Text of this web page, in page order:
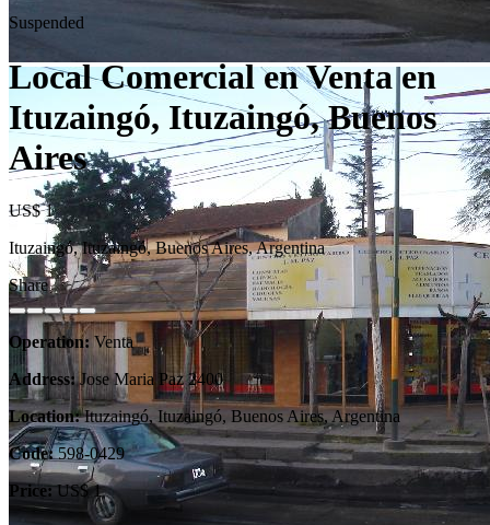
Suspended
Local Comercial en Venta en
Ituzaingó, Ituzaingó, Buenos
Aires
US$ 1
Ituzaingó, Ituzaingó, Buenos Aires, Argentina
Share
Operation: Venta
Address:Jose Maria Paz 2400
Location:Ituzaingó, Ituzaingó, Buenos Aires, Argentina
Code:598-0429
Price:US$ 1